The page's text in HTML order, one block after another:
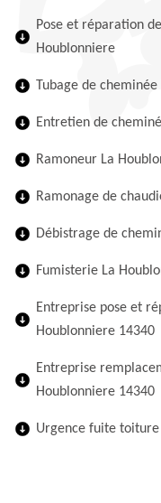
Pose et réparation
Houblonniere
Tubage de
Entretien de
Ramoneur La
Ramonage de
Débistrage de
Fumisterie La
Entreprise pose et
Houblonniere 14340
Entreprise
Houblonniere 14340
Urgence fuite